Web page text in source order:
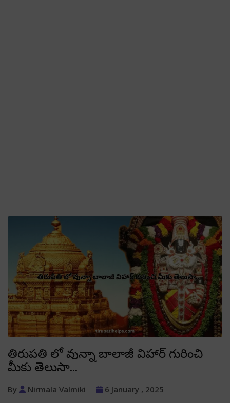
తిరుపతి లో వున్నా బాలాజీ విహార్ గురించి
మీకు తెలుసా…
By Nirmala Valmiki
6 January , 2025